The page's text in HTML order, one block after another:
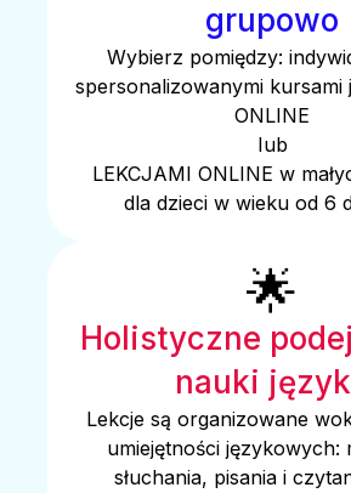
grupowo
Wybierz pomiędzy:
spersonalizowanymi kursami
ONLINE
Iub
LEKCJAMI ONLINE w
dla dzieci w wieku od 6
🌟
Holistyczne
nauki
Lekcje są organizowane
umiejętności językowych:
słuchania, pisania i